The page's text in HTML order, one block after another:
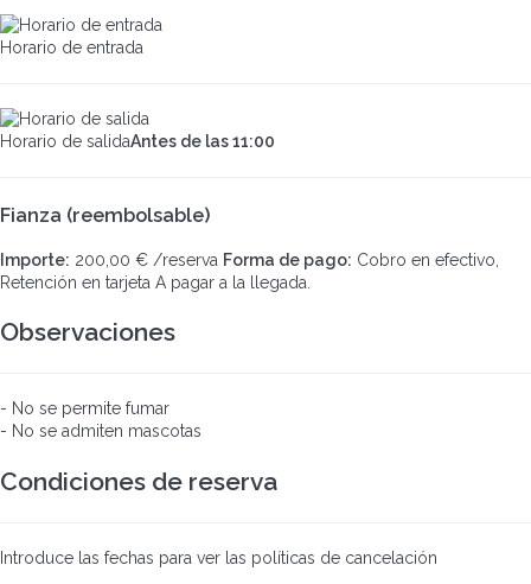
Horario de entrada
Horario de salidaAntes de las 11:00
Fianza (reembolsable)
Importe: 200,00 € /reserva Forma de pago: Cobro en efectivo,
Retención en tarjeta A pagar a la llegada.
Observaciones
- No se permite fumar
- No se admiten mascotas
Condiciones de reserva
Introduce las fechas para ver las políticas de cancelación